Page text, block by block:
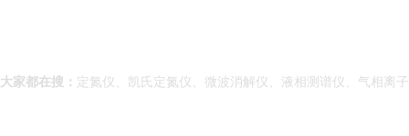
大家都在搜： 定氮仪、凯氏定氮仪、微波消解仪、液相测谱仪、气相离子